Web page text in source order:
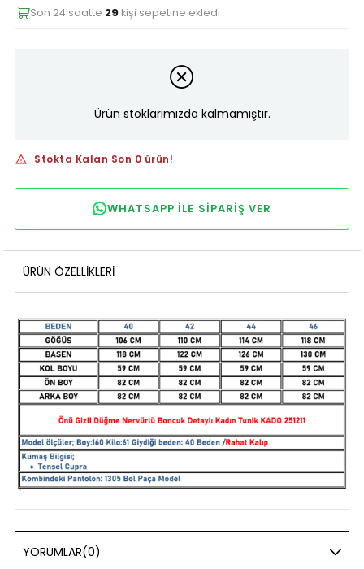
Son 24 saatte 29 kişi sepetine ekledi
Ürün stoklarımızda kalmamıştır.
Stokta Kalan Son 0 ürün!
WHATSAPP ILE SIPARIŞ VER
ÜRÜN ÖZELLIKLERI
YORUMLAR(0)